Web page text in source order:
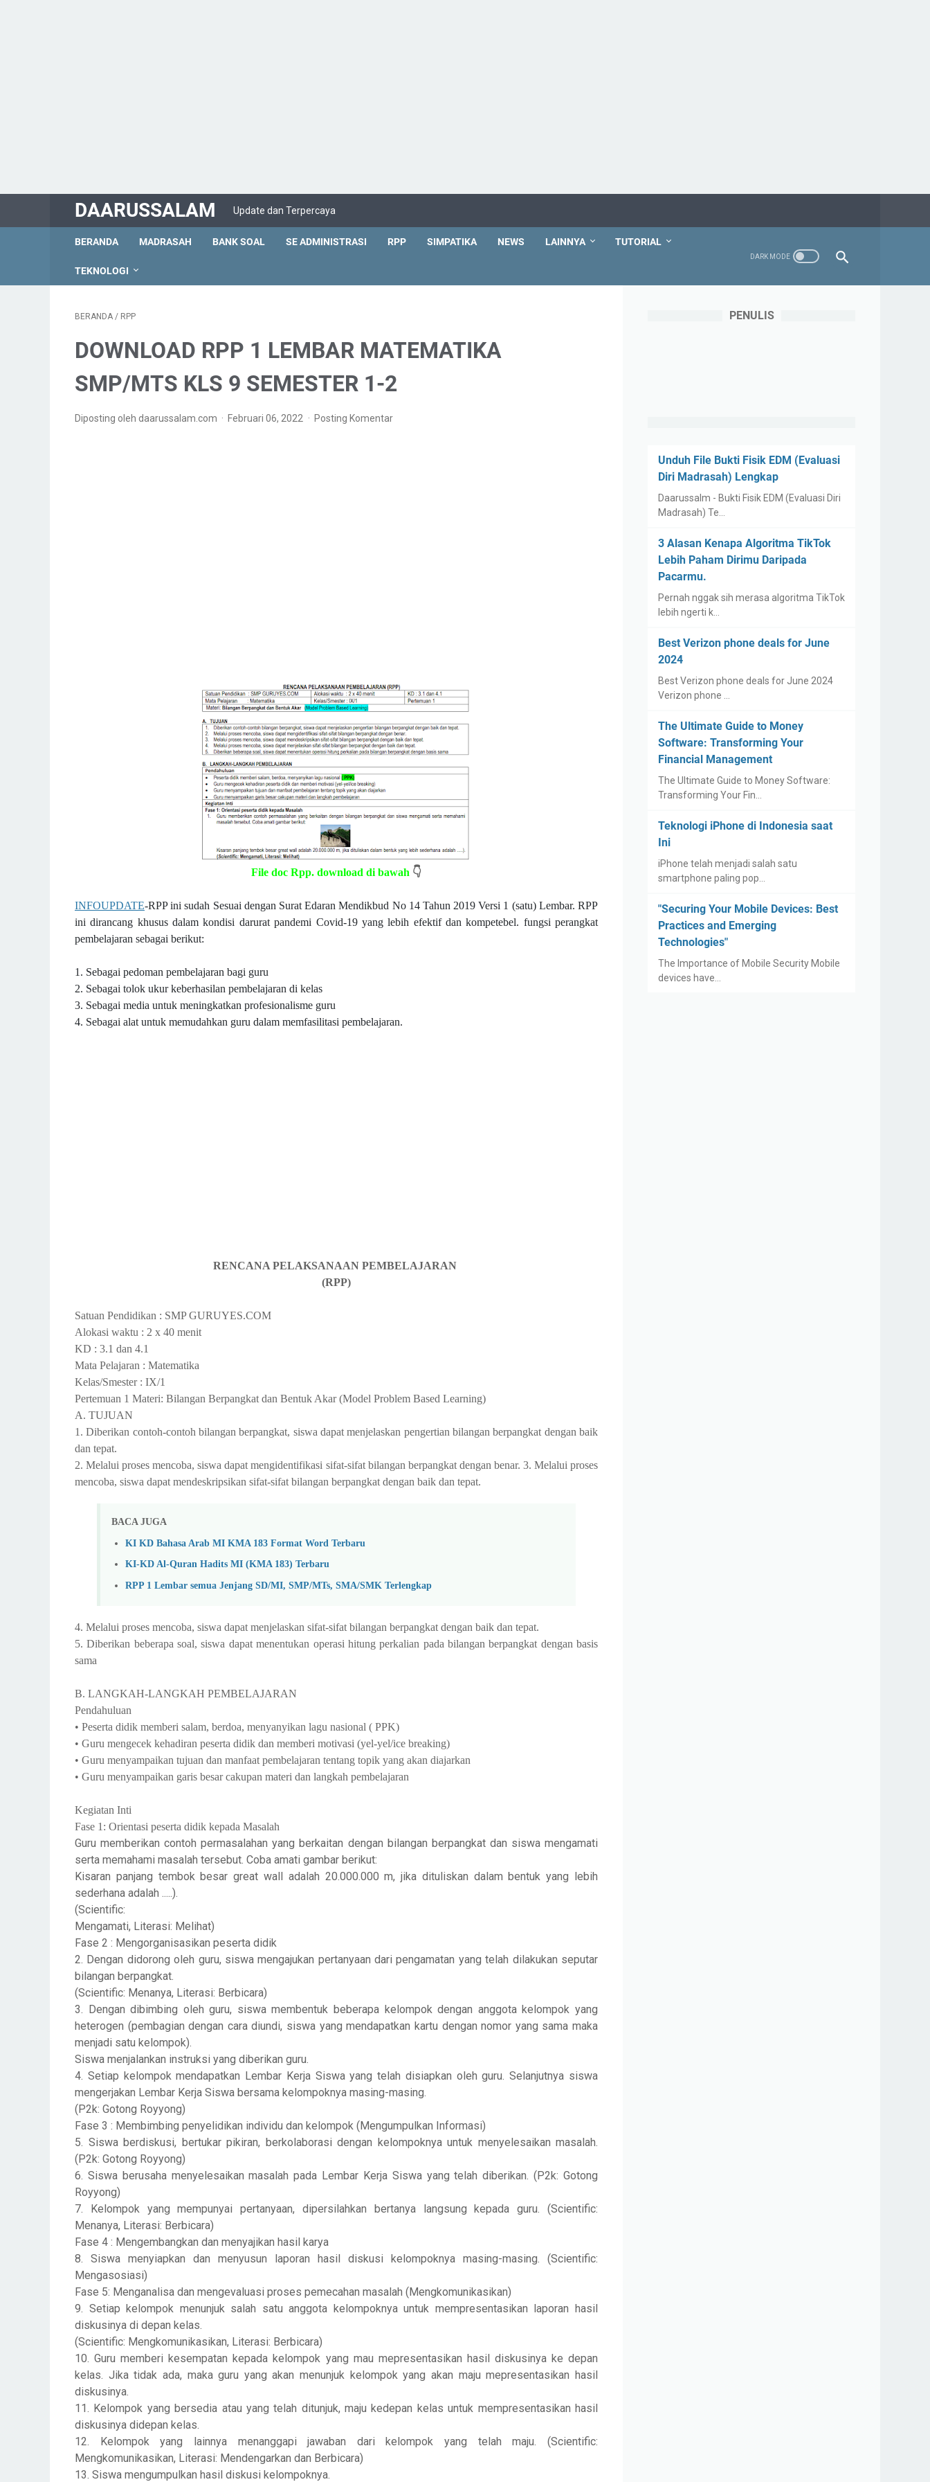
DAARUSSALAM Update dan Terpercaya
BERANDA MADRASAH BANK SOAL SE ADMINISTRASI RPP SIMPATIKA NEWS LAINNYA TUTORIAL
TEKNOLOGI
BERANDA / RPP
DOWNLOAD RPP 1 LEMBAR MATEMATIKA
SMP/MTS KLS 9 SEMESTER 1-2
Diposting oleh daarussalam.com Februari 06, 2022 Posting Komentar
File doc Rpp. download di bawah 👇
INFOUPDATE-RPP ini sudah Sesuai dengan Surat Edaran Mendikbud No 14 Tahun 2019 Versi 1 (satu) Lembar. RPP
ini dirancang khusus dalam kondisi darurat pandemi Covid-19 yang lebih efektif dan kompetebel. fungsi perangkat
pembelajaran sebagai berikut:
1. Sebagai pedoman pembelajaran bagi guru
2. Sebagai tolok ukur keberhasilan pembelajaran di kelas
3. Sebagai media untuk meningkatkan profesionalisme guru
4. Sebagai alat untuk memudahkan guru dalam memfasilitasi pembelajaran.
RENCANA PELAKSANAAN PEMBELAJARAN
(RPP)
Satuan Pendidikan : SMP GURUYES.COM
Alokasi waktu : 2 x 40 menit
KD : 3.1 dan 4.1
Mata Pelajaran : Matematika
Kelas/Smester : IX/1
Pertemuan 1 Materi: Bilangan Berpangkat dan Bentuk Akar (Model Problem Based Learning)
A. TUJUAN
1. Diberikan contoh-contoh bilangan berpangkat, siswa dapat menjelaskan pengertian bilangan berpangkat dengan baik
dan tepat.
2. Melalui proses mencoba, siswa dapat mengidentifikasi sifat-sifat bilangan berpangkat dengan benar. 3. Melalui proses
mencoba, siswa dapat mendeskripsikan sifat-sifat bilangan berpangkat dengan baik dan tepat.
BACA JUGA
KI KD Bahasa Arab MI KMA 183 Format Word Terbaru
KI-KD Al-Quran Hadits MI (KMA 183) Terbaru
RPP 1 Lembar semua Jenjang SD/MI, SMP/MTs, SMA/SMK Terlengkap
4. Melalui proses mencoba, siswa dapat menjelaskan sifat-sifat bilangan berpangkat dengan baik dan tepat.
5. Diberikan beberapa soal, siswa dapat menentukan operasi hitung perkalian pada bilangan berpangkat dengan basis
sama
B. LANGKAH-LANGKAH PEMBELAJARAN
Pendahuluan
• Peserta didik memberi salam, berdoa, menyanyikan lagu nasional ( PPK)
• Guru mengecek kehadiran peserta didik dan memberi motivasi (yel-yel/ice breaking)
• Guru menyampaikan tujuan dan manfaat pembelajaran tentang topik yang akan diajarkan
• Guru menyampaikan garis besar cakupan materi dan langkah pembelajaran
Kegiatan Inti
Fase 1: Orientasi peserta didik kepada Masalah
Guru memberikan contoh permasalahan yang berkaitan dengan bilangan berpangkat dan siswa mengamati
serta memahami masalah tersebut. Coba amati gambar berikut:
Kisaran panjang tembok besar great wall adalah 20.000.000 m, jika dituliskan dalam bentuk yang lebih
sederhana adalah .....).
(Scientific:
Mengamati, Literasi: Melihat)
Fase 2 : Mengorganisasikan peserta didik
2. Dengan didorong oleh guru, siswa mengajukan pertanyaan dari pengamatan yang telah dilakukan seputar
bilangan berpangkat.
(Scientific: Menanya, Literasi: Berbicara)
3. Dengan dibimbing oleh guru, siswa membentuk beberapa kelompok dengan anggota kelompok yang
heterogen (pembagian dengan cara diundi, siswa yang mendapatkan kartu dengan nomor yang sama maka
menjadi satu kelompok).
Siswa menjalankan instruksi yang diberikan guru.
4. Setiap kelompok mendapatkan Lembar Kerja Siswa yang telah disiapkan oleh guru. Selanjutnya siswa
mengerjakan Lembar Kerja Siswa bersama kelompoknya masing-masing.
(P2k: Gotong Royyong)
Fase 3 : Membimbing penyelidikan individu dan kelompok (Mengumpulkan Informasi)
5. Siswa berdiskusi, bertukar pikiran, berkolaborasi dengan kelompoknya untuk menyelesaikan masalah.
(P2k: Gotong Royyong)
6. Siswa berusaha menyelesaikan masalah pada Lembar Kerja Siswa yang telah diberikan. (P2k: Gotong
Royyong)
7. Kelompok yang mempunyai pertanyaan, dipersilahkan bertanya langsung kepada guru. (Scientific:
Menanya, Literasi: Berbicara)
Fase 4 : Mengembangkan dan menyajikan hasil karya
8. Siswa menyiapkan dan menyusun laporan hasil diskusi kelompoknya masing-masing. (Scientific:
Mengasosiasi)
Fase 5: Menganalisa dan mengevaluasi proses pemecahan masalah (Mengkomunikasikan)
9. Setiap kelompok menunjuk salah satu anggota kelompoknya untuk mempresentasikan laporan hasil
diskusinya di depan kelas.
(Scientific: Mengkomunikasikan, Literasi: Berbicara)
10. Guru memberi kesempatan kepada kelompok yang mau mepresentasikan hasil diskusinya ke depan
kelas. Jika tidak ada, maka guru yang akan menunjuk kelompok yang akan maju mepresentasikan hasil
diskusinya.
11. Kelompok yang bersedia atau yang telah ditunjuk, maju kedepan kelas untuk mempresentasikan hasil
diskusinya didepan kelas.
12. Kelompok yang lainnya menanggapi jawaban dari kelompok yang telah maju. (Scientific:
Mengkomunikasikan, Literasi: Mendengarkan dan Berbicara)
13. Siswa mengumpulkan hasil diskusi kelompoknya.
PENULIS
Unduh File Bukti Fisik EDM (Evaluasi
Diri Madrasah) Lengkap
Daarussalm - Bukti Fisik EDM (Evaluasi Diri
Madrasah) Te…
3 Alasan Kenapa Algoritma TikTok
Lebih Paham Dirimu Daripada
Pacarmu.
Pernah nggak sih merasa algoritma TikTok
lebih ngerti k…
Best Verizon phone deals for June
2024
Best Verizon phone deals for June 2024
Verizon phone …
The Ultimate Guide to Money
Software: Transforming Your
Financial Management
The Ultimate Guide to Money Software:
Transforming Your Fin…
Teknologi iPhone di Indonesia saat
Ini
iPhone telah menjadi salah satu
smartphone paling pop…
"Securing Your Mobile Devices: Best
Practices and Emerging
Technologies"
The Importance of Mobile Security Mobile
devices have…